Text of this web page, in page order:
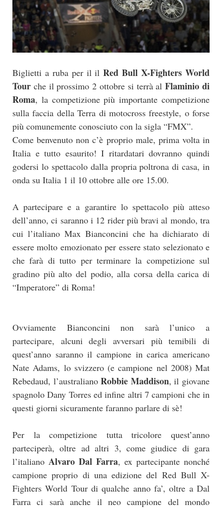
Biglietti a ruba per il ilRed Bull X-Fighters World
Tour che il prossimo 2 ottobre si terrà alFlaminio di
Roma, la competizione più importante competizione
sulla faccia della Terra di motocross freestyle, o forse
più comunemente conosciuto con la sigla “FMX”.
Come benvenuto non c’è proprio male, prima volta in
Italia e tutto esaurito! I ritardatari dovranno quindi
godersi lo spettacolo dalla propria poltrona di casa, in
onda su Italia 1 il 10 ottobre alle ore 15.00.
A partecipare e a garantire lo spettacolo più atteso
dell’anno, ci saranno i 12 rider più bravi al mondo, tra
cui l’italiano Max Bianconcini che ha dichiarato di
essere molto emozionato per essere stato selezionato e
che farà di tutto per terminare la competizione sul
gradino più alto del podio, alla corsa della carica di
“Imperatore” di Roma!
Ovviamente Bianconcini non sarà l’unico a
partecipare, alcuni degli avversari più temibili di
quest’anno saranno il campione in carica americano
Nate Adams, lo svizzero (e campione nel 2008) Mat
Rebedaud, l’australianoRobbie Maddison, il giovane
spagnolo Dany Torres ed infine altri 7 campioni che in
questi giorni sicuramente faranno parlare di sè!
Per la competizione tutta tricolore quest’anno
parteciperà, oltre ad altri 3, come giudice di gara
l’italiano Alvaro Dal Farra, ex partecipante nonché
campione proprio di una edizione del Red Bull X-
Fighters World Tour di qualche anno fa’, oltre a Dal
Farra ci sarà anche il neo campione del mondo